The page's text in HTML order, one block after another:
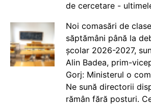
de cercetare -
Noi comasări de
săptămâni până la
școlar 2026-2027,
Alin Badea, prim-
Gorj: Ministerul o
Ne sună directorii
rămân fără posturi.